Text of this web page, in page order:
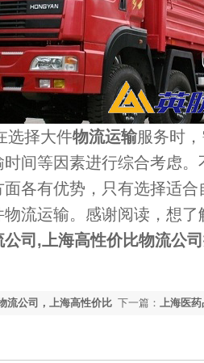
择大件物流运输服务时
间等因素进行综合考虑
各有优势，只有选择适
流运输。感谢阅读，想
司,上海高性价比物流公
下一篇： 上海医
流公司，上海高性价比